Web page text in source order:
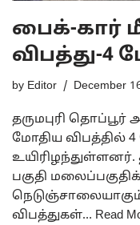
பைக்-கார்
விபத்து-4
by Editor December
தருமபுரி தொப்பூர்
மோதிய விபத்தில்
உயிரிழந்துள்ளனர்.
பகுதி
விபத்துகள்… Read